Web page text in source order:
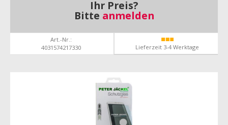
Ihr Preis?
Bitte anmelden
Art.-Nr.:
4031574217330
Lieferzeit 3-4 Werktage